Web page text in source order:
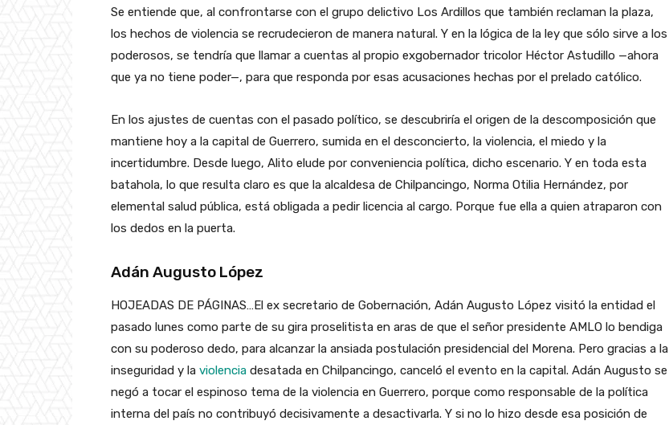
Se entiende que, al confrontarse con el grupo delictivo Los Ardillos que también reclaman la plaza,
los hechos de violencia se recrudecieron de manera natural. Y en la lógica de la ley que sólo sirve a los
poderosos, se tendría que llamar a cuentas al propio exgobernador tricolor Héctor Astudillo —ahora
que ya no tiene poder—, para que responda por esas acusaciones hechas por el prelado católico.
En los ajustes de cuentas con el pasado político, se descubriría el origen de la descomposición que
mantiene hoy a la capital de Guerrero, sumida en el desconcierto, la violencia, el miedo y la
incertidumbre. Desde luego, Alito elude por conveniencia política, dicho escenario. Y en toda esta
batahola, lo que resulta claro es que la alcaldesa de Chilpancingo, Norma Otilia Hernández, por
elemental salud pública, está obligada a pedir licencia al cargo. Porque fue ella a quien atraparon con
los dedos en la puerta.
Adán Augusto López
HOJEADAS DE PÁGINAS…El ex secretario de Gobernación, Adán Augusto López visitó la entidad el
pasado lunes como parte de su gira proselitista en aras de que el señor presidente AMLO lo bendiga
con su poderoso dedo, para alcanzar la ansiada postulación presidencial del Morena. Pero gracias a la
inseguridad y la violencia desatada en Chilpancingo, canceló el evento en la capital. Adán Augusto se
negó a tocar el espinoso tema de la violencia en Guerrero, porque como responsable de la política
interna del país no contribuyó decisivamente a desactivarla. Y si no lo hizo desde esa posición de